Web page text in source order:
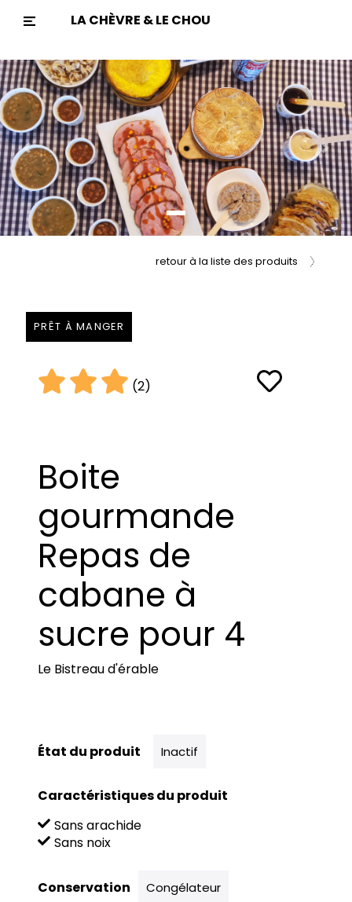
LA CHÈVRE & LE CHOU
Previous Next
PRÊT À MANGER
retour à la liste des produits
(2)
Boite
gourmande
Repas de
cabane à
sucre pour 4
Le Bistreau d'érable
État du produit Inactif
Caractéristiques du produit
Sans arachide
Sans noix
Conservation Congélateur